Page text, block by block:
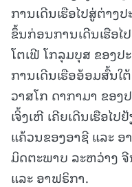
ການເດີນເຮືອໄປສູ່ຕ່າງ
ຂຶ້ນກ່ອນການເດີນເຮືອ
ໂຕເຟີ ໂກລຸມບຸສ ຂອງປ
ການເດີນເຮືອອ້ອມສົ້ນ
ວາສໂກ ດາກາມາ ຂອ
ເຈິ້ງເຫີ ເຄີຍເດີນເຮືອໄ
ແຄ້ວນຂອງອາຊີ ແລະ
ມິດຕະພາບ ລະຫວ່າງ
ແລະ ອາຟຣິກາ.